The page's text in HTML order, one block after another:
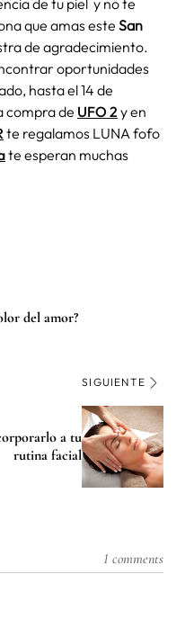
que amas este San
de agradecimiento.
oportunidades
hasta el 14 de
compra de UFO 2 y en
te regalamos LUNA fofo
te esperan muchas
del amor?
SIGUIENTE
a tu
rutina facial
1 comments